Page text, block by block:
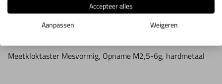
Productomschrijving
Meetkloktaster Mesvormig, Opname M2,5-6g, hardmetaal
Accepteer alles
Aanpassen
Weigeren